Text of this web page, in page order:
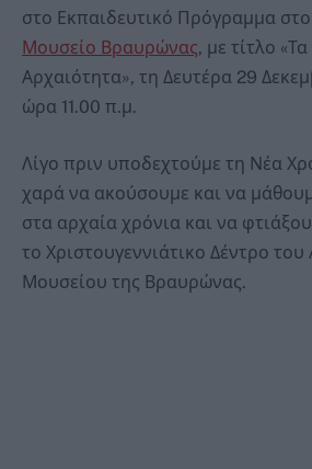
στο Εκπαιδευτικό Πρόγραμμα στο
Μουσείο Βραυρώνας, με τίτλο
Αρχαιότητα», τη Δευτέρα 29
ώρα 11.00 π.μ.
Λίγο πριν υποδεχτούμε τη Νέα
χαρά να ακούσουμε και να
στα αρχαία χρόνια και να
το Χριστουγεννιάτικο Δέντρο
Μουσείου της Βραυρώνας.